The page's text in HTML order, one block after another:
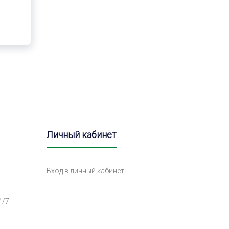
7
Личный кабинет
Вход в личный кабинет